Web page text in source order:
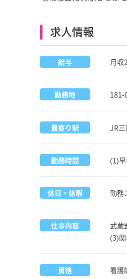
求人情報
給与 月収
勤務地 181-
最寄り駅 JR
勤務時間 (1)
休日・休暇 勤務
仕事内容
武蔵
(3)
資格 看護